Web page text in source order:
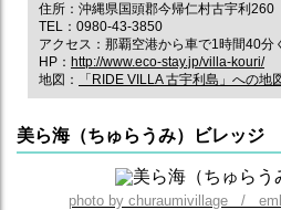
住所：沖縄県国頭郡今帰仁村古宇利260
TEL：0980-43-3850
アクセス：那覇空港から車で1時間40分
HP： http://www.eco-stay.jp/villa-kouri/
地図：
「RIDE VILLA 古宇利島」への地
美ら海（ちゅらうみ）ビレッジ
photo by churaumivillage /